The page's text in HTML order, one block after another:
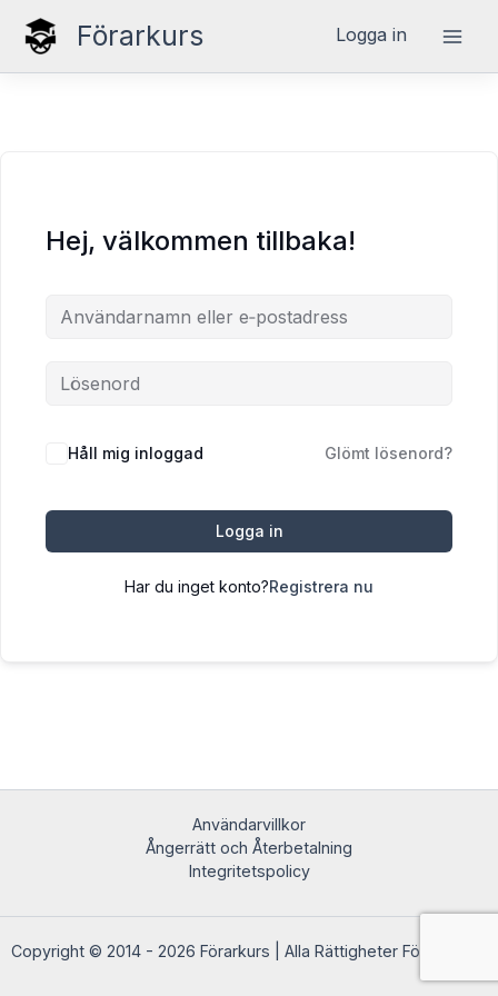
Hoppa
Förarkurs Logga in
Hej, välkommen tillbaka!
Håll mig inloggad Glömt lösenord?
Logga in
Har du inget konto?Registrera nu
Användarvillkor
Ångerrätt och Återbetalning
Integritetspolicy
Copyright © 2014 - 2026 Förarkurs | Alla Rättigheter Förbehållna